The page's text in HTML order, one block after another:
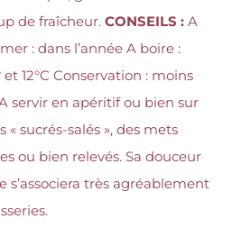
de fraîcheur. CONSEILS : A
: dans l’année A boire :
12°C Conservation : moins
A servir en apéritif ou bien sur
« sucrés-salés », des mets
ou bien relevés. Sa douceur
s’associera très agréablement